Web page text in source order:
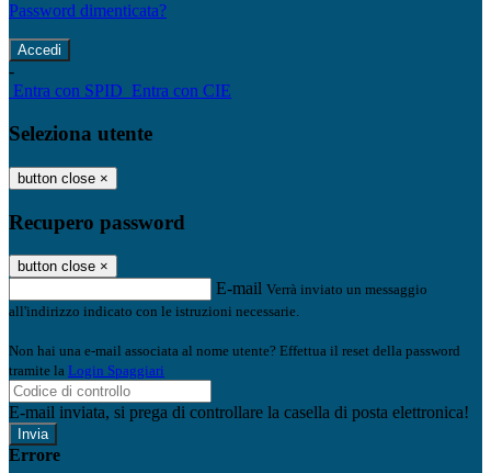
Password dimenticata?
-
Entra con SPID Entra con CIE
Seleziona utente
button close ×
Recupero password
button close ×
E-mail Verrà inviato un messaggio
all'indirizzo indicato con le istruzioni necessarie.
Non hai una e-mail associata al nome utente? Effettua il reset della password
tramite la Login Spaggiari
E-mail inviata, si prega di controllare la casella di posta elettronica!
Errore